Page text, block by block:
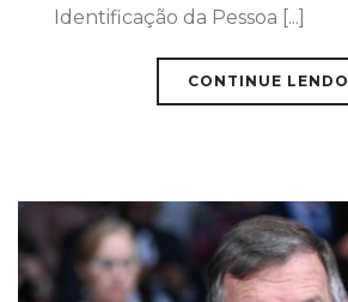
Identificação da Pessoa [...]
CONTINUE LENDO